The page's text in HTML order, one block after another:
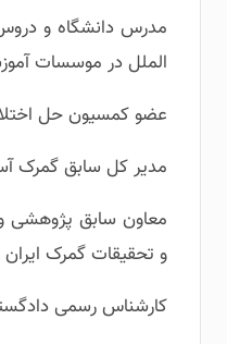
مدرس دانشگاه و دروس
الملل در موسسات
عضو کمسیون حل
مدیر کل سابق گمرک
معاون سابق پژوهشی
و تحقیقات گمرک ایران
کارشناس رسمی